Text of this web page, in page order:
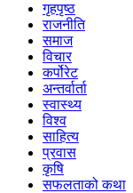
Himshikhar Online
गृहपृष्ठ
राजनीति
समाज
विचार
कर्पोरेट
अन्तर्वार्ता
स्वास्थ्य
विश्व
साहित्य
प्रवास
कृषि
सफलताको कथा